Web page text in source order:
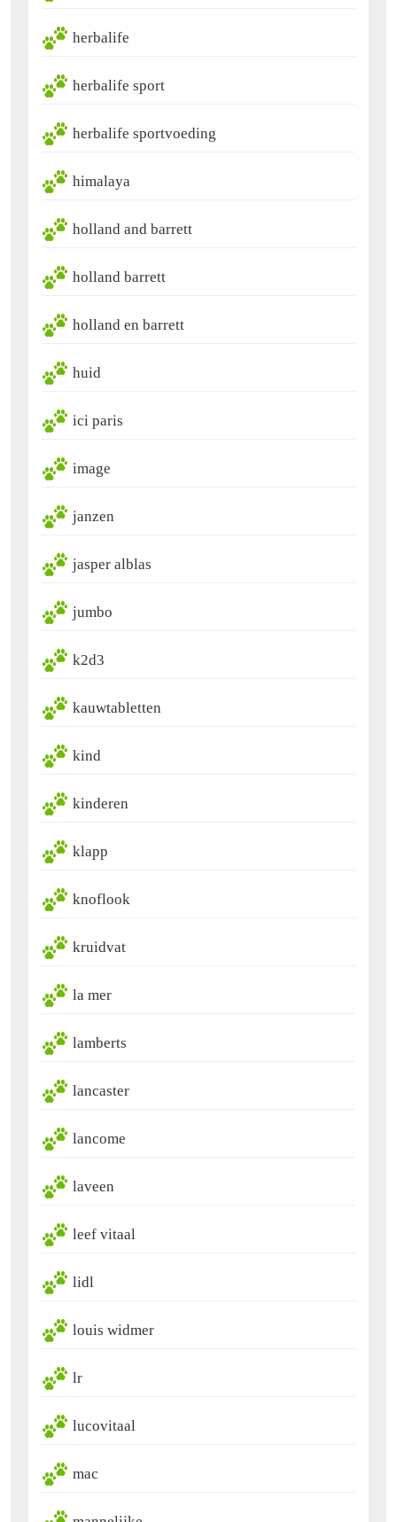
herbalife
herbalife sport
herbalife sportvoeding
himalaya
holland and barrett
holland barrett
holland en barrett
huid
ici paris
image
janzen
jasper alblas
jumbo
k2d3
kauwtabletten
kind
kinderen
klapp
knoflook
kruidvat
la mer
lamberts
lancaster
lancome
laveen
leef vitaal
lidl
louis widmer
lr
lucovitaal
mac